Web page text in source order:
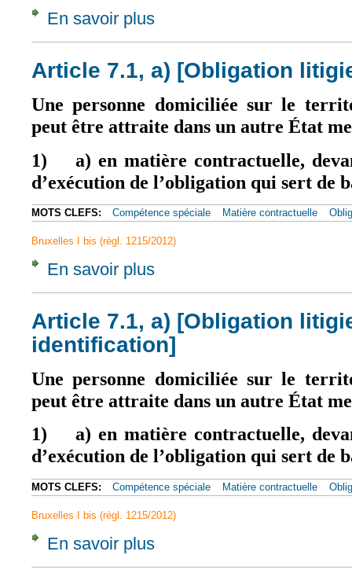
En savoir plus
Article 7.1, a) [Obligation
Une personne domiciliée sur le
peut être attraite dans un autre État
1)a) en matière contractuelle,
d’exécution de l’obligation qui sert de
MOTS CLEFS: Compétence spéciale Matière contractuelle
Bruxelles I bis (règl. 1215/2012)
En savoir plus
Article 7.1, a) [Obligation
identification]
Une personne domiciliée sur le
peut être attraite dans un autre État
1)a) en matière contractuelle,
d’exécution de l’obligation qui sert de
MOTS CLEFS: Compétence spéciale Matière contractuelle
Bruxelles I bis (règl. 1215/2012)
En savoir plus